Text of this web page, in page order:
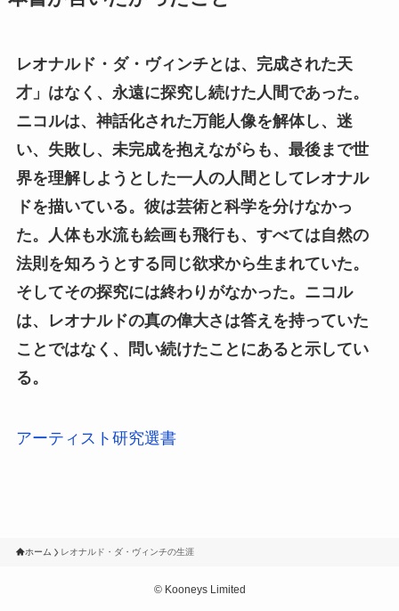
レオナルド・ダ・ヴィンチとは、完成された天
才」はなく、永遠に探究し続けた人間であった。
ニコルは、神話化された万能人像を解体し、迷
い、失敗し、未完成を抱えながらも、最後まで世
界を理解しようとした一人の人間としてレオナル
ドを描いている。彼は芸術と科学を分けなかっ
た。人体も水流も絵画も飛行も、すべては自然の
法則を知ろうとする同じ欲求から生まれていた。
そしてその探究には終わりがなかった。ニコル
は、レオナルドの真の偉大さは答えを持っていた
ことではなく、問い続けたことにあると示してい
る。
アーティスト研究選書
ホーム レオナルド・ダ・ヴィンチの生涯
©Kooneys Limited